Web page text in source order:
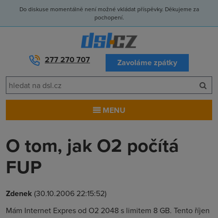
Do diskuse momentálně není možné vkládat příspěvky. Děkujeme za
pochopení.
277 270 707 Zavoláme zpátky
MENU
O tom, jak O2 počítá
FUP
Zdenek (30.10.2006 22:15:52)
Mám Internet Expres od O2 2048 s limitem 8 GB. Tento říjen